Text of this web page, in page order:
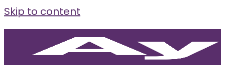
Skip to content